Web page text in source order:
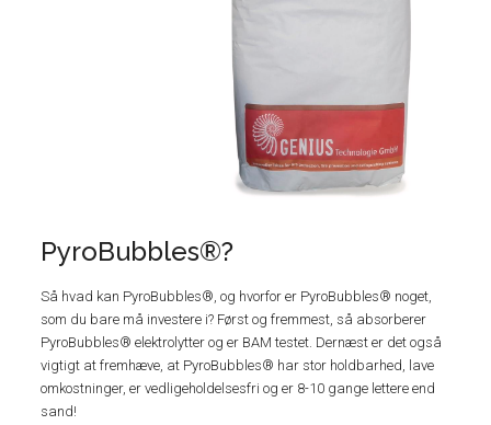
PyroBubbles®?
Så hvad kan PyroBubbles®, og hvorfor er PyroBubbles® noget,
som du bare må investere i? Først og fremmest, så absorberer
PyroBubbles® elektrolytter og er BAM testet. Dernæst er det også
vigtigt at fremhæve, at PyroBubbles® har stor holdbarhed, lave
omkostninger, er vedligeholdelsesfri og er 8-10 gange lettere end
sand!